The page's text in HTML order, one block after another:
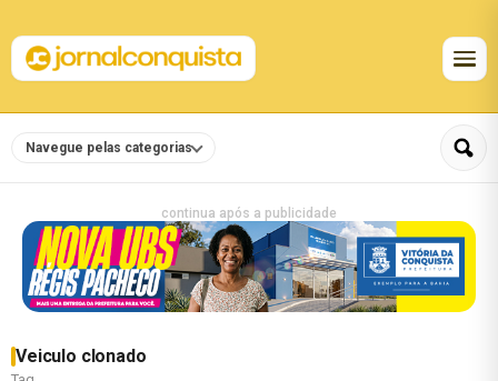
Navegue pelas categorias
continua após a publicidade
Veiculo clonado